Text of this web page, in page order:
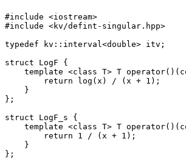
#include <iostream>
#include <kv/defint-singular.hpp>
typedef kv::interval<double> itv;
struct LogF {
template <class T> T
        return log(x) / (x + 1);
    }
};
struct LogF_s {
template <class T> T
        return 1 / (x + 1);
    }
};